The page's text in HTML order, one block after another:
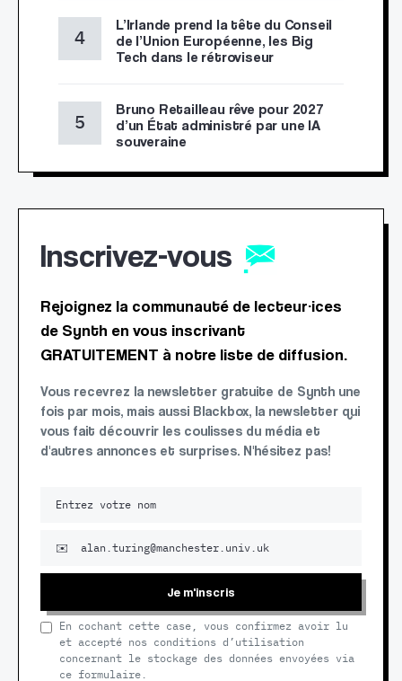
L’Irlande prend la tête du Conseil
de l’Union Européenne, les Big
Tech dans le rétroviseur
Bruno Retailleau rêve pour 2027
d’un État administré par une IA
souveraine
Inscrivez-vous
Rejoignez la communauté de lecteur·ices
de Synth en vous inscrivant
GRATUITEMENT à notre liste de diffusion.
Vous recevrez la newsletter gratuite de Synth une
fois par mois, mais aussi Blackbox, la newsletter qui
vous fait découvrir les coulisses du média et
d'autres annonces et surprises. N'hésitez pas!
Je m'inscris
En cochant cette case, vous confirmez avoir lu
et accepté nos conditions d’utilisation
concernant le stockage des données envoyées via
ce formulaire.